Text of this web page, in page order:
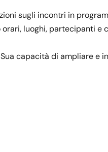
sugli incontri in
orari, luoghi, partecipanti e
capacità di ampliare e